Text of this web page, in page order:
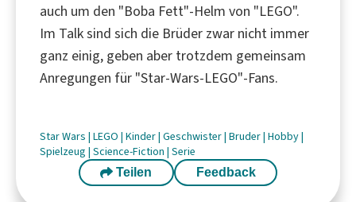
auch um den "Boba Fett"-Helm von "LEGO".
Im Talk sind sich die Brüder zwar nicht immer
ganz einig, geben aber trotzdem gemeinsam
Anregungen für "Star-Wars-LEGO"-Fans.
Star Wars | LEGO | Kinder| Geschwister| Bruder| Hobby|
Spielzeug | Science-Fiction | Serie
Teilen Feedback